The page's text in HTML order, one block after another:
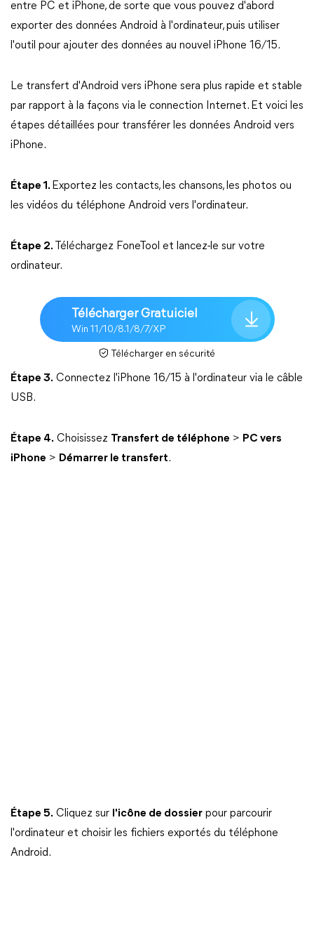
entre PC et iPhone, de sorte que vous pouvez d'abord
exporter des données Android à l'ordinateur, puis utiliser
l'outil pour ajouter des données au nouvel iPhone 16/15.
Le transfert d'Android vers iPhone sera plus rapide et stable
par rapport à la façons via le connection Internet. Et voici les
étapes détaillées pour transférer les données Android vers
iPhone.
Étape 1. Exportez les contacts, les chansons, les photos ou
les vidéos du téléphone Android vers l'ordinateur.
Étape 2.
Téléchargez FoneTool et lancez-le sur votre
ordinateur.
Télécharger Gratuiciel
Win 11/10/8.1/8/7/XP
Télécharger en sécurité
Étape 3. Connectez l'iPhone 16/15 à l'ordinateur via le câble
USB.
Étape 4. Choisissez Transfert de téléphone > PC vers
iPhone > Démarrer le transfert.
Étape 5. Cliquez sur l'icône de dossier pour parcourir
l'ordinateur et choisir les fichiers exportés du téléphone
Android.